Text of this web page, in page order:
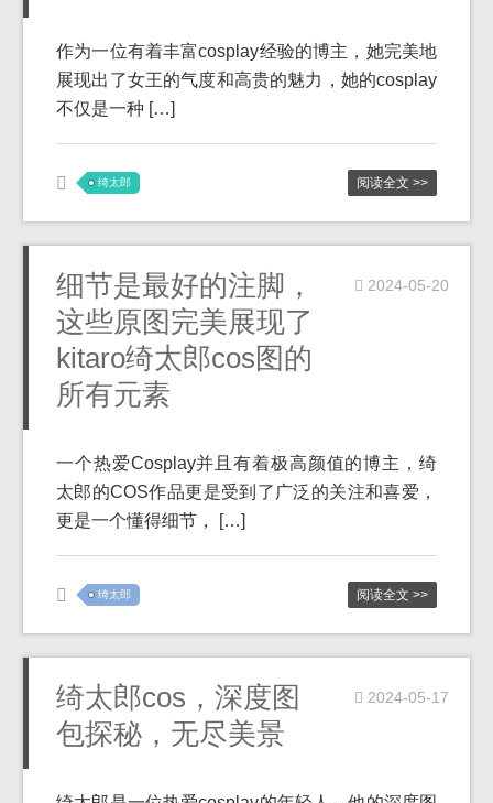
作为一位有着丰富cosplay经验的博主，她完美地
展现出了女王的气度和高贵的魅力，她的cosplay
不仅是一种 […]
绮太郎 阅读全文 >>
细节是最好的注脚，
这些原图完美展现了
kitaro绮太郎cos图的
所有元素
2024-05-20
一个热爱Cosplay并且有着极高颜值的博主，绮
太郎的COS作品更是受到了广泛的关注和喜爱，
更是一个懂得细节， […]
绮太郎 阅读全文 >>
绮太郎cos，深度图
包探秘，无尽美景
2024-05-17